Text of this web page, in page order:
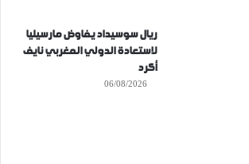
ريال سوسيداد يفاوض مارسيليا
لاستعادة الدولي المغربي نايف
أكرد
06/08/2026